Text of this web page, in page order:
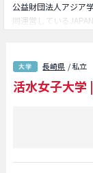
公益財団法人アジア
同運営している
健康生活学部や看護
報、施設案内、アク
是非ご利用ください。
長崎県 / 私立
活水女子大学 |